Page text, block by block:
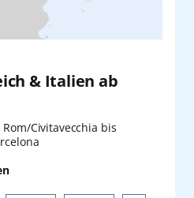
& Italien ab
Rom/Civitavecchia bis